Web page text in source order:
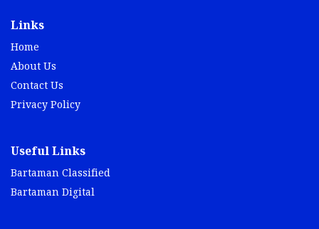
Links
Home
About Us
Contact Us
Privacy Policy
Useful Links
Bartaman Classified
Bartaman Digital